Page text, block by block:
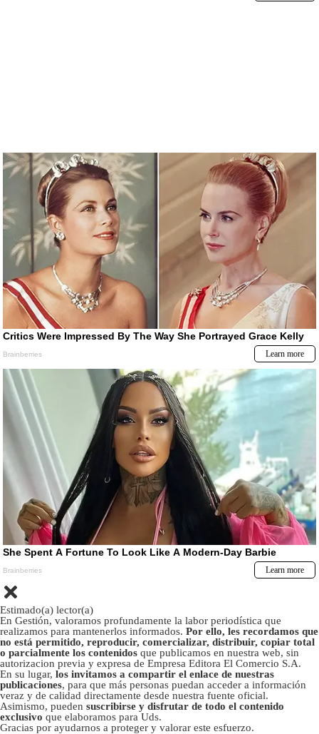
Estimado(a) lector(a)
En Gestión, valoramos profundamente la labor periodística que
realizamos para mantenerlos informados. Por ello, les recordamos que
no está permitido, reproducir, comercializar, distribuir, copiar total
o parcialmente los contenidos que publicamos en nuestra web, sin
autorizacion previa y expresa de Empresa Editora El Comercio S.A.
En su lugar, los invitamos a compartir el enlace de nuestras
publicaciones, para que más personas puedan acceder a información
veraz y de calidad directamente desde nuestra fuente oficial.
Asimismo, pueden suscribirse y disfrutar de todo el contenido
exclusivo que elaboramos para Uds.
Gracias por ayudarnos a proteger y valorar este esfuerzo.